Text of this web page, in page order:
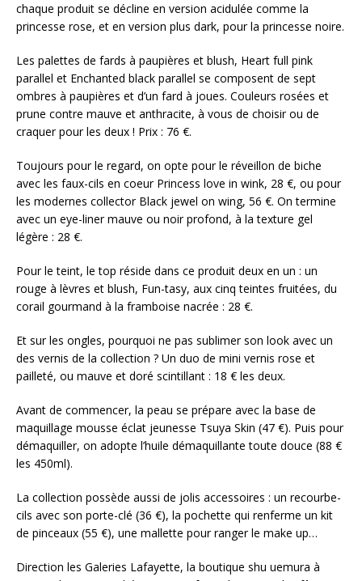
chaque produit se décline en version acidulée comme la
princesse rose, et en version plus dark, pour la princesse noire.
Les palettes de fards à paupières et blush, Heart full pink
parallel et Enchanted black parallel se composent de sept
ombres à paupières et d’un fard à joues. Couleurs rosées et
prune contre mauve et anthracite, à vous de choisir ou de
craquer pour les deux ! Prix : 76 €.
Toujours pour le regard, on opte pour le réveillon de biche
avec les faux-cils en coeur Princess love in wink, 28 €, ou pour
les modernes collector Black jewel on wing, 56 €. On termine
avec un eye-liner mauve ou noir profond, à la texture gel
légère : 28 €.
Pour le teint, le top réside dans ce produit deux en un : un
rouge à lèvres et blush, Fun-tasy, aux cinq teintes fruitées, du
corail gourmand à la framboise nacrée : 28 €.
Et sur les ongles, pourquoi ne pas sublimer son look avec un
des vernis de la collection ? Un duo de mini vernis rose et
pailleté, ou mauve et doré scintillant : 18 € les deux.
Avant de commencer, la peau se prépare avec la base de
maquillage mousse éclat jeunesse Tsuya Skin (47 €). Puis pour
démaquiller, on adopte l’huile démaquillante toute douce (88 €
les 450ml).
La collection possède aussi de jolis accessoires : un recourbe-
cils avec son porte-clé (36 €), la pochette qui renferme un kit
de pinceaux (55 €), une mallette pour ranger le make up…
Direction les Galeries Lafayette, la boutique shu uemura à